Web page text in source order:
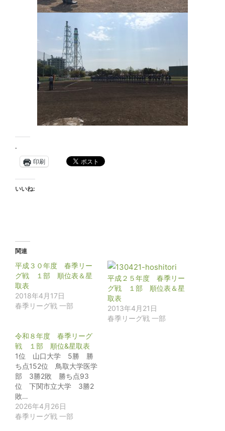
.
印刷
いいね:
関連
平成３０年度 春季リー
グ戦 １部 順位表＆星
取表
2018年4月17日
春季リーグ戦 一部
平成２５年度 春季リー
グ戦 １部 順位表＆星
取表
2013年4月21日
春季リーグ戦 一部
令和８年度 春季リーグ
戦 １部 順位&星取表
1位 山口大学 5勝 勝
ち点152位 鳥取大学医学
部 3勝2敗 勝ち点93
位 下関市立大学 3勝2
敗…
2026年4月26日
春季リーグ戦 一部